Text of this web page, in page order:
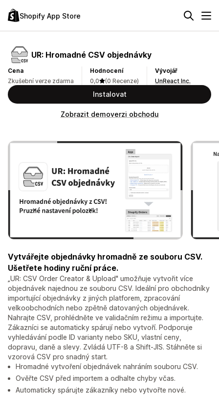
Shopify App Store
UR: Hromadné CSV objednávky
Cena
Zkušební verze zdarma
Hodnocení
0,0
(0 Recenze)
Vývojář
UnReact Inc.
Instalovat
Zobrazit demoverzi obchodu
Vytvářejte objednávky hromadně ze souboru CSV.
Ušetřete hodiny ruční práce.
„UR: CSV Order Creator & Upload" umožňuje vytvořit více
objednávek najednou ze souboru CSV. Ideální pro obchodníky
importující objednávky z jiných platforem, zpracování
velkoobchodních nebo zpětně datovaných objednávek.
Nahrajte CSV, prohlédněte ve validačním režimu a importujte.
Zákazníci se automaticky spárují nebo vytvoří. Podporuje
vyhledávání podle ID varianty nebo SKU, vlastní ceny,
dopravu, daně a slevy. Zvládá UTF-8 a Shift-JIS. Stáhněte si
vzorová CSV pro snadný start.
Hromadné vytvoření objednávek nahráním souboru CSV.
Ověřte CSV před importem a odhalte chyby včas.
Automaticky spárujte zákazníky nebo vytvořte nové.